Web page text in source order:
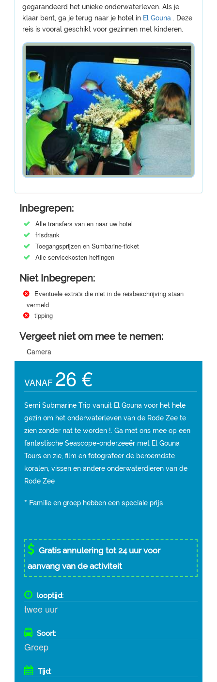
gegarandeerd het unieke onderwaterleven. Als je
klaar bent, ga je terug naar je hotel in El Gouna . Deze
reis is vooral geschikt voor gezinnen met kinderen.
Inbegrepen:
Alle transfers van en naar uw hotel
frisdrank
Toegangsprijzen en Sumbarine-ticket
Alle servicekosten heffingen
Niet Inbegrepen:
Eventuele extra's die niet in de reisbeschrijving staan ​​
vermeld
tipping
Vergeet niet om mee te nemen:
Camera
VANAF 26 €
Semi Submarine Trip vanuit El Gouna voor het hele
gezin om het onderwaterleven van de Rode Zee te
zien zonder nat te worden !. Ga met ons mee op een
fantastische Seascope-onderzeeër met El Gouna
Tours en zie, film en fotografeer de beroemdste
koralen, vissen en andere onderwaterdieren van de
Rode Zee
* Familie en groep hebben een speciale prijs
Gratis annulering tot 24 uur voor
aanvang van de activiteit
looptijd:
twee uur
Soort:
Groep
Tijd: